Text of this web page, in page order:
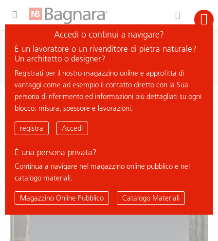
cerca materiale
< ritorna all'elenco
NERO BENGAL BLACK - PROFONDO
Accedi o continui a navigare?
È un lavoratore o un rivenditore di pietra naturale?
Un architetto o designer?
Registrati per il nostro magazzino online e approfitta di
vantaggi come ad esempio il contatto diretto con la Sua
persona di riferimento ed informazioni più dettagliati su ogni
blocco: misura, spessore e lavorazioni.
registra Accedi
È una persona privata?
Continua a navigare nel magazzino online pubblico e nel
catalogo materiali.
Magazzino Online Pubblico Catalogo Materiali